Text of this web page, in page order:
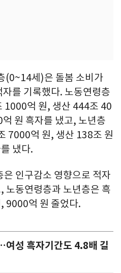
(0~14세)은 돌봄 소비가
를 기록했다. 노동연령층
1000억 원, 생산 444조 40
원 흑자를 냈고, 노년층
7000억 원, 생산 138조 원
냈다.
인구감소 영향으로 적자
노동연령층과 노년층은 흑
9000억 원 줄었다.
성 흑자기간도 4.8배 길